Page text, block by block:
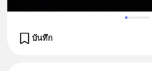
บันทึก